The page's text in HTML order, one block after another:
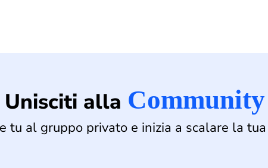
Unisciti alla Community
tu al gruppo privato e inizia a scalare la